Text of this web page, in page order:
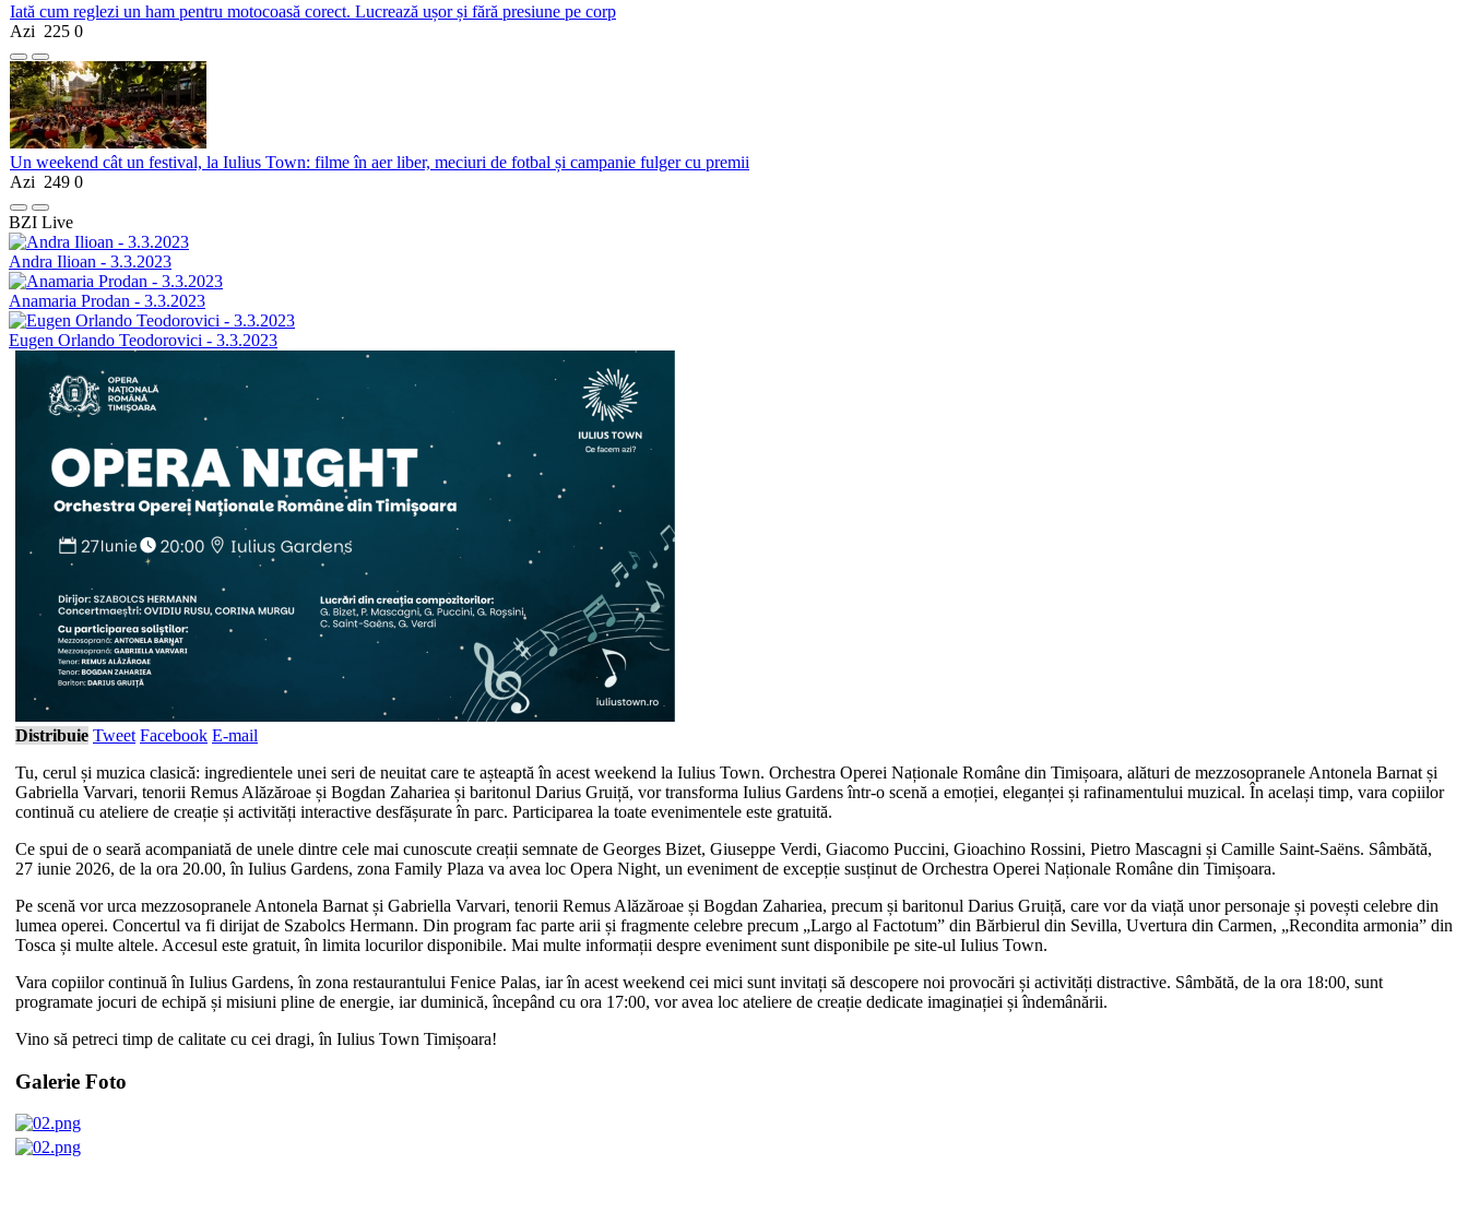
Iată cum reglezi un ham pentru motocoasă corect. Lucrează ușor și fără presiune pe corp
Azi 225 0
Un weekend cât un festival, la Iulius Town: filme în aer liber, meciuri de fotbal și campanie fulger cu premii
Azi 249 0
BZI Live
Andra Ilioan - 3.3.2023
Anamaria Prodan - 3.3.2023
Eugen Orlando Teodorovici - 3.3.2023
Distribuie Tweet Facebook E-mail
Tu, cerul și muzica clasică: ingredientele unei seri de neuitat care te așteaptă în acest weekend la Iulius Town. Orchestra Operei Naționale Române din Timișoara, alături de mezzosopranele Antonela Barnat și
Gabriella Varvari, tenorii Remus Alăzăroae și Bogdan Zahariea și baritonul Darius Gruiță, vor transforma Iulius Gardens într-o scenă a emoției, eleganței și rafinamentului muzical. În același timp, vara copiilor
continuă cu ateliere de creație și activități interactive desfășurate în parc. Participarea la toate evenimentele este gratuită.
Ce spui de o seară acompaniată de unele dintre cele mai cunoscute creații semnate de Georges Bizet, Giuseppe Verdi, Giacomo Puccini, Gioachino Rossini, Pietro Mascagni și Camille Saint-Saëns. Sâmbătă,
27 iunie 2026, de la ora 20.00, în Iulius Gardens, zona Family Plaza va avea loc Opera Night, un eveniment de excepție susținut de Orchestra Operei Naționale Române din Timișoara.
Pe scenă vor urca mezzosopranele Antonela Barnat și Gabriella Varvari, tenorii Remus Alăzăroae și Bogdan Zahariea, precum și baritonul Darius Gruiță, care vor da viață unor personaje și povești celebre din
lumea operei. Concertul va fi dirijat de Szabolcs Hermann. Din program fac parte arii și fragmente celebre precum „Largo al Factotum” din Bărbierul din Sevilla, Uvertura din Carmen, „Recondita armonia” din
Tosca și multe altele. Accesul este gratuit, în limita locurilor disponibile. Mai multe informații despre eveniment sunt disponibile pe site-ul Iulius Town.
Vara copiilor continuă în Iulius Gardens, în zona restaurantului Fenice Palas, iar în acest weekend cei mici sunt invitați să descopere noi provocări și activități distractive. Sâmbătă, de la ora 18:00, sunt
programate jocuri de echipă și misiuni pline de energie, iar duminică, începând cu ora 17:00, vor avea loc ateliere de creație dedicate imaginației și îndemânării.
Vino să petreci timp de calitate cu cei dragi, în Iulius Town Timișoara!
Galerie Foto